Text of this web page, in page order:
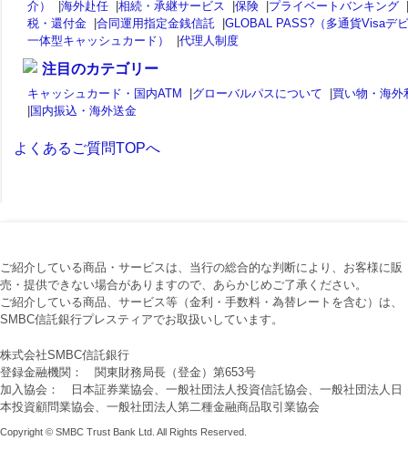
介）
|海外赴任 |相続・承継サービス |保険 |プライベートバンキング |
税・還付金 |合同運用指定金銭信託 |GLOBAL PASS?（多通貨Visaデ
一体型キャッシュカード）
|代理人制度
注目のカテゴリー
キャッシュカード・国内ATM |グローバルパスについて |買い物・海外
|国内振込・海外送金
よくあるご質問TOPへ
ご紹介している商品・サービスは、当行の総合的な判断により、お客様に販
売・提供できない場合がありますので、あらかじめご了承ください。
ご紹介している商品、サービス等（金利・手数料・為替レートを含む）は、
SMBC信託銀行プレスティアでお取扱いしています。
株式会社SMBC信託銀行
登録金融機関： 関東財務局長（登金）第653号
加入協会： 日本証券業協会、一般社団法人投資信託協会、一般社団法人日
本投資顧問業協会、一般社団法人第二種金融商品取引業協会
Copyright © SMBC Trust Bank Ltd. All Rights Reserved.